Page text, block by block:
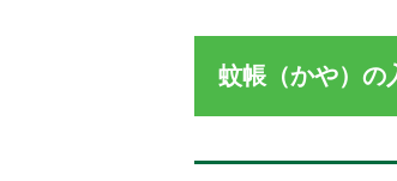
蚊帳（かや）の